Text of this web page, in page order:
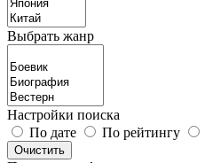
Выбрать жанр
Настройки поиска
По дате
По рейтингу